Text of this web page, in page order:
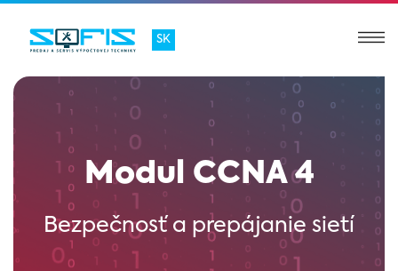
SK
Modul CCNA 4
Bezpečnosť a prepájanie sietí